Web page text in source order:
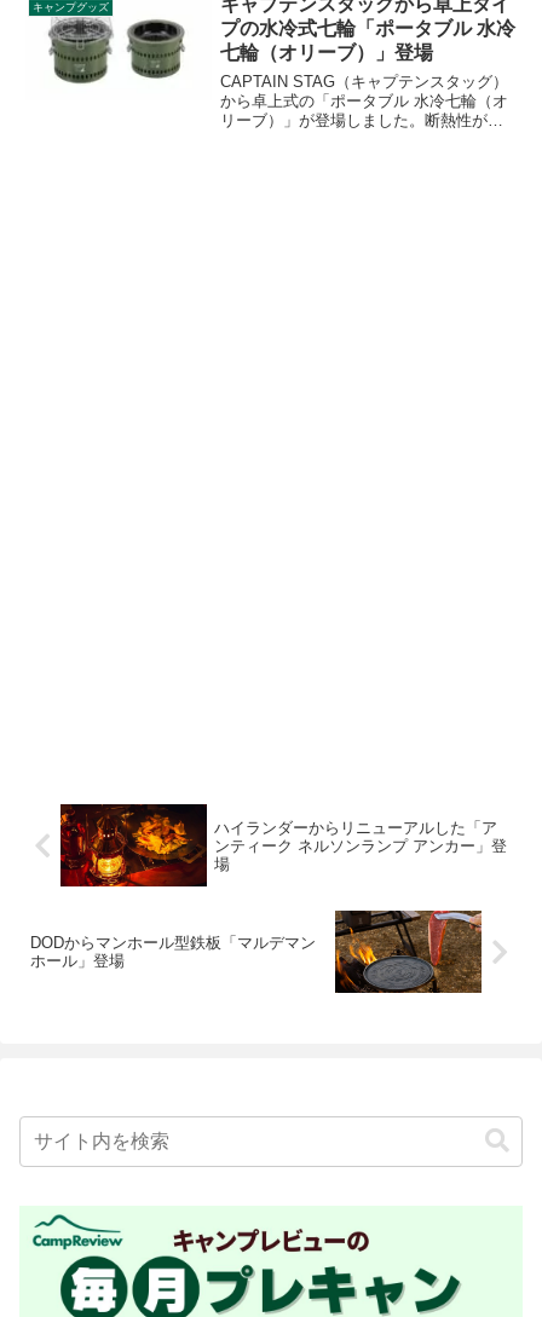
燻製調理における失敗を防ぎます。詳細
をレビューします。
キャンプグッズ
プの水冷式七輪「ポータブル 水冷
七輪（オリーブ）」登場
CAPTAIN STAG（キャプテンスタッグ）
から卓上式の「ポータブル 水冷七輪（オ
リーブ）」が登場しました。断熱性が高
ハイランダーからリニューアルした「ア
ンティーク ネルソンランプ アンカー」登
場
DODからマンホール型鉄板「マルデマン
ホール」登場